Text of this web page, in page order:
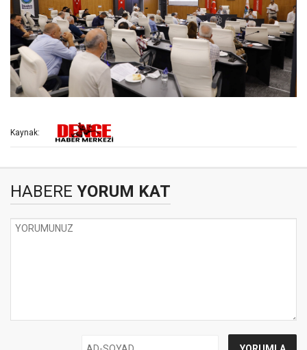
Kaynak:
HABERE YORUM KAT